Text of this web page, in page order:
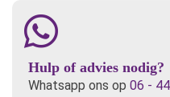
Hulp of advies nodig?
Whatsapp ons op 06 -